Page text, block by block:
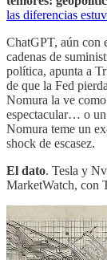
las diferencias
ChatGPT, aún con
cadenas de
política, apunta a
de que la Fed
Nomura la ve
espectacular… o un
Nomura teme un
shock de escasez.
El dato. Tesla y
MarketWatch, con